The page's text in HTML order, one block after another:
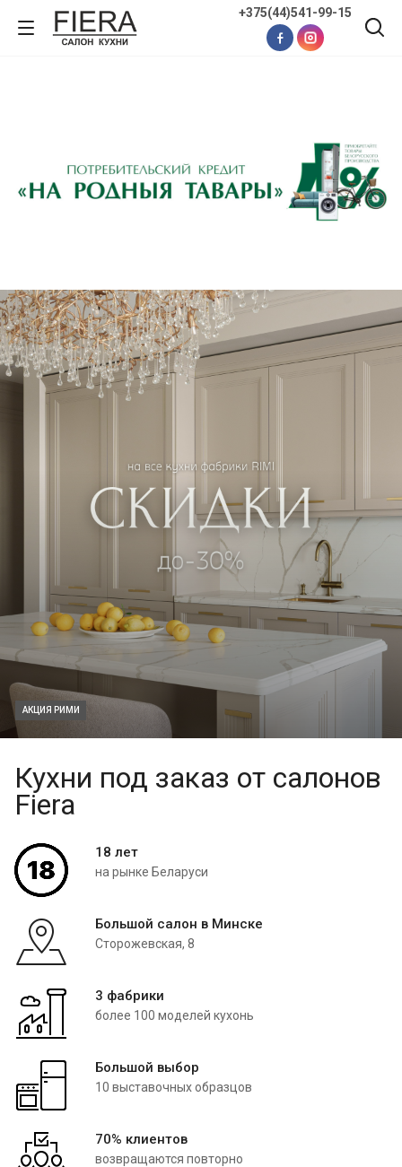
+375(44)541-99-15
АКЦИЯ РИМИ
Кухни под заказ от салонов
Fiera
18 лет
на рынке Беларуси
Большой салон в Минске
Сторожевская, 8
3 фабрики
более 100 моделей кухонь
Большой выбор
10 выставочных образцов
70% клиентов
возвращаются повторно